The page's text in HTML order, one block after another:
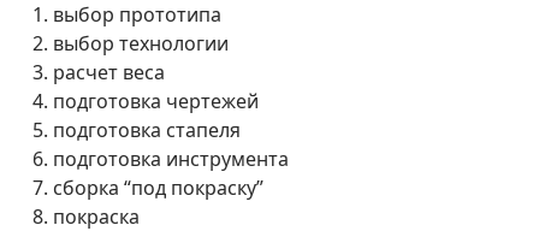
выбор прототипа
выбор технологии
расчет веса
подготовка чертежей
подготовка стапеля
подготовка инструмента
сборка “под покраску”
покраска